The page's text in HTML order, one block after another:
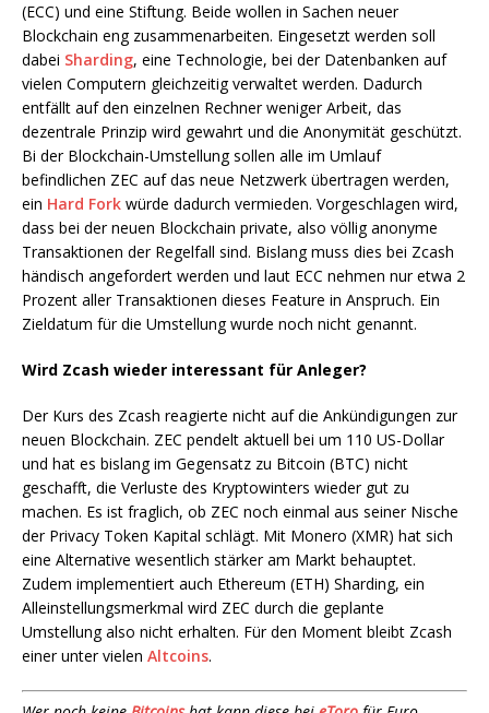
(ECC) und eine Stiftung. Beide wollen in Sachen neuer
Blockchain eng zusammenarbeiten. Eingesetzt werden soll
dabei Sharding, eine Technologie, bei der Datenbanken auf
vielen Computern gleichzeitig verwaltet werden. Dadurch
entfällt auf den einzelnen Rechner weniger Arbeit, das
dezentrale Prinzip wird gewahrt und die Anonymität geschützt.
Bi der Blockchain-Umstellung sollen alle im Umlauf
befindlichen ZEC auf das neue Netzwerk übertragen werden,
ein Hard Fork würde dadurch vermieden. Vorgeschlagen wird,
dass bei der neuen Blockchain private, also völlig anonyme
Transaktionen der Regelfall sind. Bislang muss dies bei Zcash
händisch angefordert werden und laut ECC nehmen nur etwa 2
Prozent aller Transaktionen dieses Feature in Anspruch. Ein
Zieldatum für die Umstellung wurde noch nicht genannt.
Wird Zcash wieder interessant für Anleger?
Der Kurs des Zcash reagierte nicht auf die Ankündigungen zur
neuen Blockchain. ZEC pendelt aktuell bei um 110 US-Dollar
und hat es bislang im Gegensatz zu Bitcoin (BTC) nicht
geschafft, die Verluste des Kryptowinters wieder gut zu
machen. Es ist fraglich, ob ZEC noch einmal aus seiner Nische
der Privacy Token Kapital schlägt. Mit Monero (XMR) hat sich
eine Alternative wesentlich stärker am Markt behauptet.
Zudem implementiert auch Ethereum (ETH) Sharding, ein
Alleinstellungsmerkmal wird ZEC durch die geplante
Umstellung also nicht erhalten. Für den Moment bleibt Zcash
einer unter vielen Altcoins.